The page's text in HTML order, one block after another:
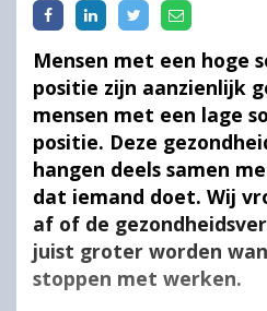
Mensen met een hoge
positie zijn aanzienlijk
mensen met een lage
positie. Deze
hangen deels samen
dat iemand doet. Wij
af of de
juist groter worden
stoppen met werken.